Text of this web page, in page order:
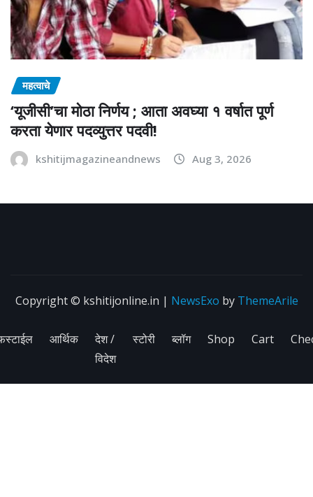
महत्वाचे
‘यूजीसी’चा मोठा निर्णय ; आता अवघ्या १ वर्षात पूर्ण
करता येणार पदव्युत्तर पदवी!
kshitijmagazineandnews Aug 3, 2026
Copyright © kshitijonline.in | NewsExo by ThemeArile
आर्थिक
देश /
विदेश
स्टोरी ब्लॉग Shop Cart